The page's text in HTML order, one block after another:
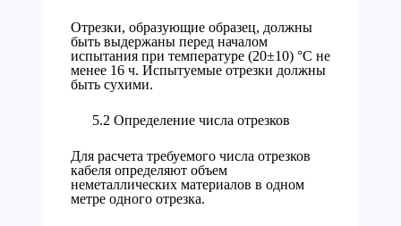
Отрезки, образующие образец, должны
быть выдержаны перед началом
испытания при температуре (20±10) °С не
менее 16 ч. Испытуемые отрезки должны
быть сухими.
5.2 Определение числа отрезков
Для расчета требуемого числа отрезков
кабеля определяют объем
неметаллических материалов в одном
метре одного отрезка.